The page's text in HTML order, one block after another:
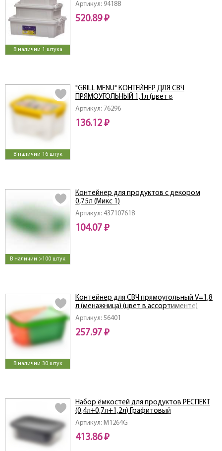
В наличии 1 штука
Артикул: 94188
520.89 ₽
В наличии 16 штук
Артикул: 76296
"GRILL MENU" КОНТЕЙНЕР ДЛЯ СВЧ
ПРЯМОУГОЛЬНЫЙ 1,1л (цвет в
ассортименте)
136.12 ₽
В наличии >100 штук
Артикул: 437107618
Контейнер для продуктов с декором
0,75л (Микс 1)
104.07 ₽
В наличии 30 штук
Артикул: 56401
Контейнер для СВЧ прямоугольный V=1,8
л (менажница) (цвет в ассортименте)
257.97 ₽
Артикул: M1264G
Набор ёмкостей для продуктов РЕСПЕКТ
(0,4л+0,7л+1,2л) Графитовый
413.86 ₽